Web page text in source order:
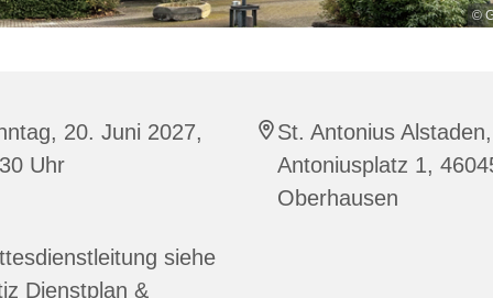
©
20. Juni 2027,
Uhr
St. Antonius Alstaden,
Antoniusplatz 1,
Oberhausen
siehe
Dienstplan &